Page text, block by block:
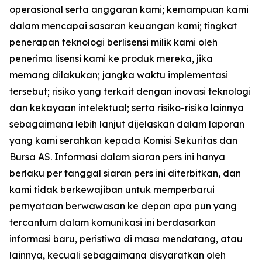
operasional serta anggaran kami; kemampuan kami
dalam mencapai sasaran keuangan kami; tingkat
penerapan teknologi berlisensi milik kami oleh
penerima lisensi kami ke produk mereka, jika
memang dilakukan; jangka waktu implementasi
tersebut; risiko yang terkait dengan inovasi teknologi
dan kekayaan intelektual; serta risiko-risiko lainnya
sebagaimana lebih lanjut dijelaskan dalam laporan
yang kami serahkan kepada Komisi Sekuritas dan
Bursa AS. Informasi dalam siaran pers ini hanya
berlaku per tanggal siaran pers ini diterbitkan, dan
kami tidak berkewajiban untuk memperbarui
pernyataan berwawasan ke depan apa pun yang
tercantum dalam komunikasi ini berdasarkan
informasi baru, peristiwa di masa mendatang, atau
lainnya, kecuali sebagaimana disyaratkan oleh